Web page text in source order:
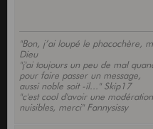
"Bon, j’ai loupé le phacochère,
Dieu
"j'ai toujours un peu de mal
pour faire passer un message,
aussi noble soit -il..." Skip17
"c'est cool d'avoir une
nuisibles, merci" Fannysissy